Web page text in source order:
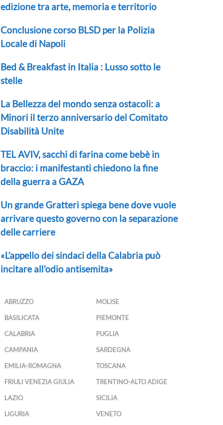
edizione tra arte, memoria e territorio
Conclusione corso BLSD per la Polizia
Locale di Napoli
Bed & Breakfast in Italia : Lusso sotto le
stelle
La Bellezza del mondo senza ostacoli: a
Minori il terzo anniversario del Comitato
Disabilità Unite
TEL AVIV, sacchi di farina come bebè in
braccio: i manifestanti chiedono la fine
della guerra a GAZA
Un grande Gratteri spiega bene dove vuole
arrivare questo governo con la separazione
delle carriere
«L’appello dei sindaci della Calabria può
incitare all’odio antisemita»
ABRUZZO
BASILICATA
CALABRIA
CAMPANIA
EMILIA-ROMAGNA
FRIULI VENEZIA GIULIA
LAZIO
LIGURIA
MOLISE
PIEMONTE
PUGLIA
SARDEGNA
TOSCANA
TRENTINO-ALTO ADIGE
SICILIA
VENETO